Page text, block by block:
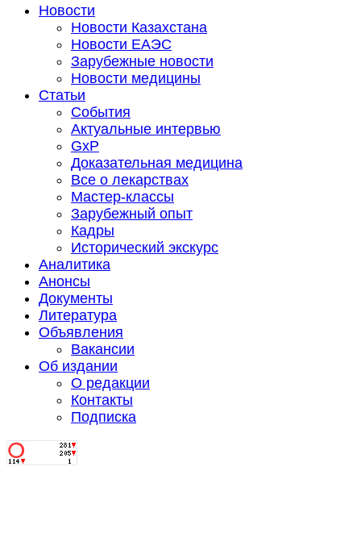
Новости
Новости Казахстана
Новости ЕАЭС
Зарубежные новости
Новости медицины
Статьи
События
Актуальные интервью
GxP
Доказательная медицина
Все о лекарствах
Мастер-классы
Зарубежный опыт
Кадры
Исторический экскурс
Аналитика
Анонсы
Документы
Литература
Объявления
Вакансии
Об издании
О редакции
Контакты
Подписка